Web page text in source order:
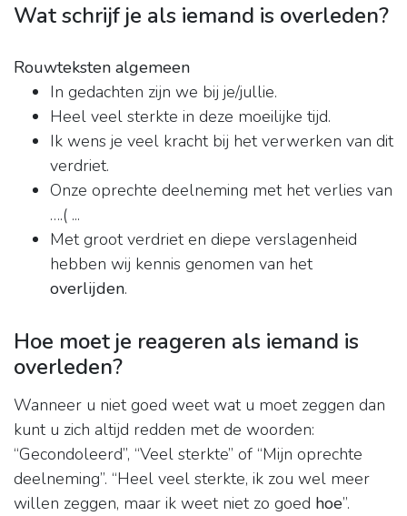
Wat schrijf je als iemand is overleden?
Rouwteksten algemeen
In gedachten zijn we bij je/jullie.
Heel veel sterkte in deze moeilijke tijd.
Ik wens je veel kracht bij het verwerken van dit
verdriet.
Onze oprechte deelneming met het verlies van
….( ...
Met groot verdriet en diepe verslagenheid
hebben wij kennis genomen van het
overlijden.
Hoe moet je reageren als iemand is
overleden?
Wanneer u niet goed weet wat u moet zeggen dan
kunt u zich altijd redden met de woorden:
“Gecondoleerd”, “Veel sterkte” of “Mijn oprechte
deelneming”. “Heel veel sterkte, ik zou wel meer
willen zeggen, maar ik weet niet zo goed hoe”.